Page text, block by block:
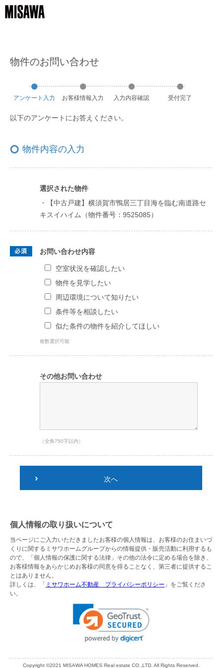
物件のお問い合わせ
アンケート 入力 お客様情報 入力 入力内容確認 受付完了
以下のアンケートにお答えください。
物件内容の入力
選択された物件
・【中古戸建】横須賀市鴨居三丁目海を臨む南道路セ
キスイハイム（物件番号：9525085）
お問い合わせ内容
空室状況を確認したい
物件を見学したい
周辺環境について知りたい
条件等を相談したい
似た条件の物件を紹介してほしい
複数選択可能
その他お問い合わせ
（全角750字以内）
次へ
個人情報の取り扱いについて
当ページにご入力いただきましたお客様の個人情報は、お客様のお住まいづ
くりに関するミサワホームグループからの情報提供・販売活動に利用するも
ので、「個人情報の保護に関する法律」その他の法令に定める場合を除き、
お客様情報をあらかじめお客様の同意を得ることなく、第三者に提供するこ
とはありません。
詳しくは、「 ミサワホーム不動産 プライバシーポリシー 」をご覧くださ
い。
Copyright ©2021 MISAWA HOMES Real estate CO.,LTD. All Rights Reserved.